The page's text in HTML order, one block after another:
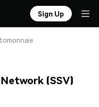
Sign Up
(SSV)